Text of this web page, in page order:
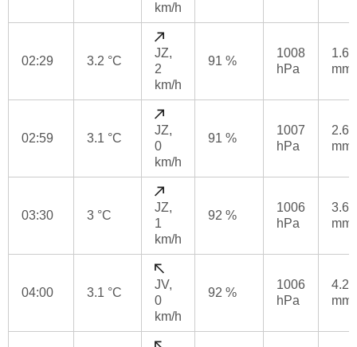
km/h
02:29 3.2 °C
JZ,
2
km/h
91 %
1008
hPa
1.6
mm
02:59 3.1 °C
JZ,
0
km/h
91 %
1007
hPa
2.6
mm
03:30 3 °C
JZ,
1
km/h
92 %
1006
hPa
3.6
mm
04:00 3.1 °C
JV,
0
km/h
92 %
1006
hPa
4.2
mm